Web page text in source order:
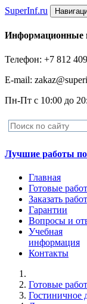
SuperInf.ru
Информационные
Телефон: +7 812
E-mail:
Пн-Пт с 10:00 до
Лучшие работы по
Главная
Готовые
Заказать
Гарантии
Вопросы и
Учебная
информация
Контакты
Готовые
Гостиничное